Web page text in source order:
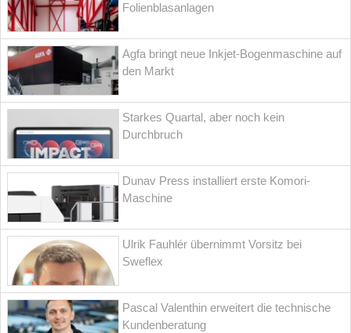
Folienblasanlagen
Agfa bringt neue Inkjet-Bogenmaschine auf
den Markt
Starkes Quartal, aber noch kein
Durchbruch
Dunav Press installiert erste Komori-
Maschine
Ulrik Fauhlér übernimmt Vorsitz bei
Sweflex
Pascal Valenthin erweitert die technische
Kundenberatung